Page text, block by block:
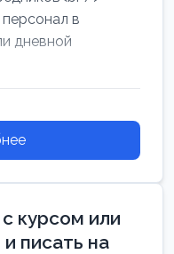
в
дневной
дл...
курсом или
писать на